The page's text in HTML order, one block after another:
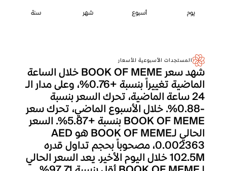
يوم أسبوع شهر سنة
المستجدات الأسبوعية للأسعار
شهد سعر BOOK OF MEME خلال الساعة
الماضية تغييراً بنسبة +0.76%، وعلى مدار الـ
24 ساعة الماضية، تحرك السعر بنسبة
-0.88%. خلال الأسبوع الماضي، تحرك سعر
BOOK OF MEME بنسبة +5.87%. السعر
الحالي لـBOOK OF MEME هو AED
0.002363، مصحوباً بحجم تداول قدره
102.5M خلال اليوم الأخير. يعد السعر الحالي